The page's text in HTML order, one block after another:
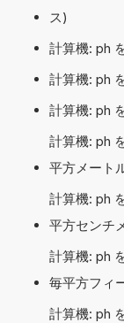
ス)
計算機: ph
計算機: ph
計算機: ph
計算機: ph
平方メート
計算機: ph
平方センチ
計算機: ph
毎平方フィ
計算機: ph